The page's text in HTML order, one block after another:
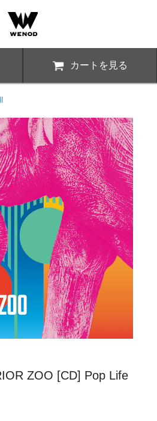
カートを見る
ZOO [CD] Pop Life